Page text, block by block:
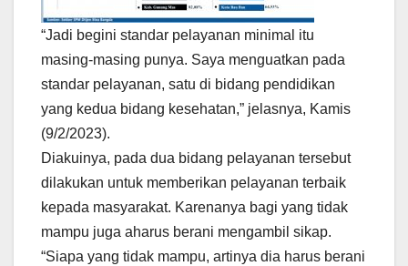
“Jadi begini standar pelayanan minimal itu
masing-masing punya. Saya menguatkan pada
standar pelayanan, satu di bidang pendidikan
yang kedua bidang kesehatan,” jelasnya, Kamis
(9/2/2023).
Diakuinya, pada dua bidang pelayanan tersebut
dilakukan untuk memberikan pelayanan terbaik
kepada masyarakat. Karenanya bagi yang tidak
mampu juga aharus berani mengambil sikap.
“Siapa yang tidak mampu, artinya dia harus berani